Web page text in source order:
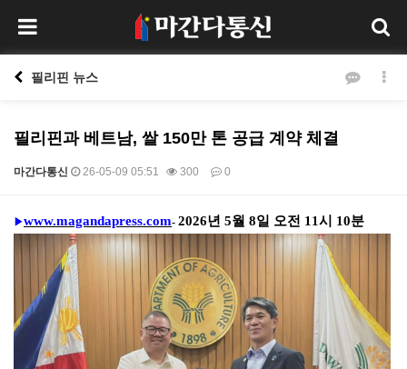
필리핀 뉴스
필리핀과 베트남, 쌀 150만 톤 공급 계약 체결
마간다통신 26-05-09 05:51 300 0
본문
▶www.magandapress.com- 2026년 5월 8일 오전 11시 10분